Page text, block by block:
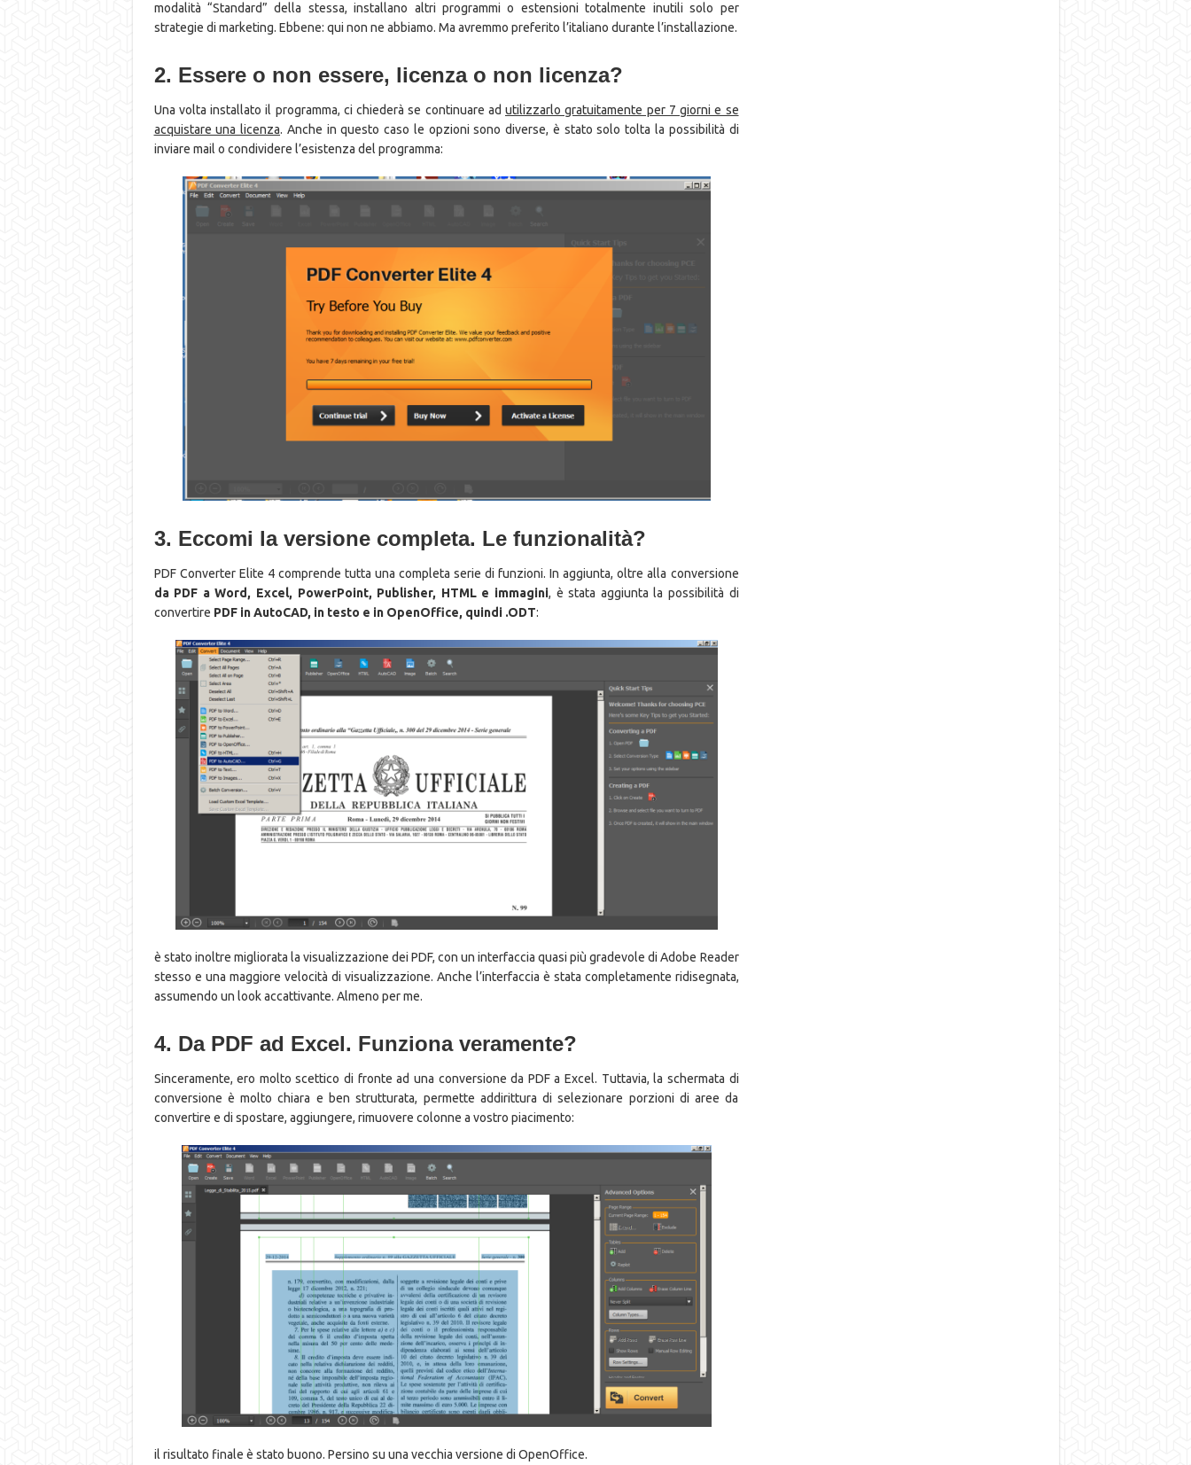
modalità “Standard” della stessa, installano altri programmi o estensioni totalmente inutili solo per
strategie di marketing. Ebbene: qui non ne abbiamo. Ma avremmo preferito l’italiano durante l’installazione.
2. Essere o non essere, licenza o non licenza?
Una volta installato il programma, ci chiederà se continuare ad utilizzarlo gratuitamente per 7 giorni e se
acquistare una licenza. Anche in questo caso le opzioni sono diverse, è stato solo tolta la possibilità di
inviare mail o condividere l’esistenza del programma:
3. Eccomi la versione completa. Le funzionalità?
PDF Converter Elite 4 comprende tutta una completa serie di funzioni. In aggiunta, oltre alla conversione
da PDF a Word, Excel, PowerPoint, Publisher, HTML e immagini, è stata aggiunta la possibilità di
convertire PDF in AutoCAD, in testo e in OpenOffice, quindi .ODT:
è stato inoltre migliorata la visualizzazione dei PDF, con un interfaccia quasi più gradevole di Adobe Reader
stesso e una maggiore velocità di visualizzazione. Anche l’interfaccia è stata completamente ridisegnata,
assumendo un look accattivante. Almeno per me.
4. Da PDF ad Excel. Funziona veramente?
Sinceramente, ero molto scettico di fronte ad una conversione da PDF a Excel. Tuttavia, la schermata di
conversione è molto chiara e ben strutturata, permette addirittura di selezionare porzioni di aree da
convertire e di spostare, aggiungere, rimuovere colonne a vostro piacimento:
il risultato finale è stato buono. Persino su una vecchia versione di OpenOffice.